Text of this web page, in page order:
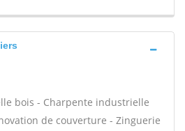
bois - Charpente industrielle
de couverture - Zinguerie